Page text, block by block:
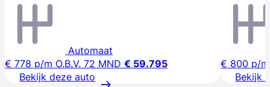
Automaat
€ 778 p/m O.B.V. 72 MND € 59.795
Bekijk deze auto
€ 800 p/m
Bekijk